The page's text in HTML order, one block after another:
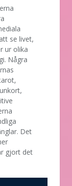
se livet,
ur olika
Några
Det
gjort det